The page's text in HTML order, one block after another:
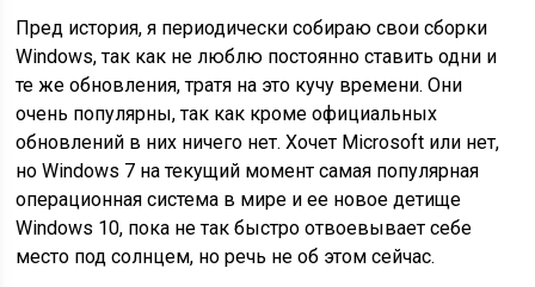
Пред история, я периодически собираю свои сборки
Windows, так как не люблю постоянно ставить одни и
те же обновления, тратя на это кучу времени. Они
очень популярны, так как кроме официальных
обновлений в них ничего нет. Хочет Microsoft или нет,
но Windows 7 на текущий момент самая популярная
операционная система в мире и ее новое детище
Windows 10, пока не так быстро отвоевывает себе
место под солнцем, но речь не об этом сейчас.